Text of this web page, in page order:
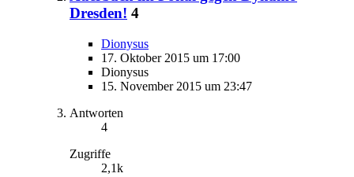
Dresden! 4
Dionysus
17. Oktober 2015 um 17:00
Dionysus
15. November 2015 um 23:47
Antworten
4
Zugriffe
2,1k